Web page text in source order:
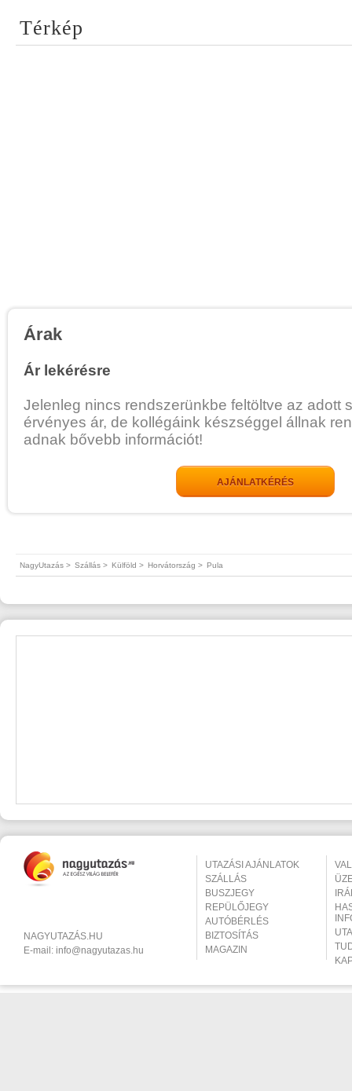
Térkép
Árak
Ár lekérésre
Jelenleg nincs rendszerünkbe feltöltve az adott
érvényes ár, de kollégáink készséggel állnak
adnak bővebb információt!
AJÁNLATKÉRÉS
NagyUtazás > Szállás > Külföld > Horvátország > Pula
NAGYUTAZÁS.HU
E-mail: info@nagyutazas.hu
UTAZÁSI AJÁNLATOK
SZÁLLÁS
BUSZJEGY
REPÜLŐJEGY
AUTÓBÉRLÉS
BIZTOSÍTÁS
MAGAZIN